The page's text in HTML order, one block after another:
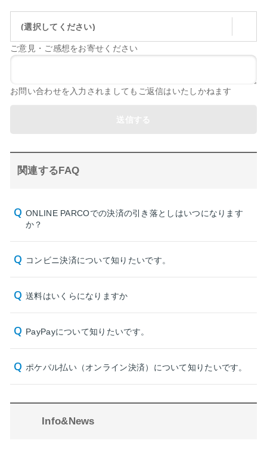
(選択してください)
ご意見・ご感想をお寄せください
お問い合わせを入力されましてもご返信はいたしかねます
関連するFAQ
ONLINE PARCOでの決済の引き落としはいつになります
か？
コンビニ決済について知りたいです。
送料はいくらになりますか
PayPayについて知りたいです。
ポケパル払い（オンライン決済）について知りたいです。
Info&News